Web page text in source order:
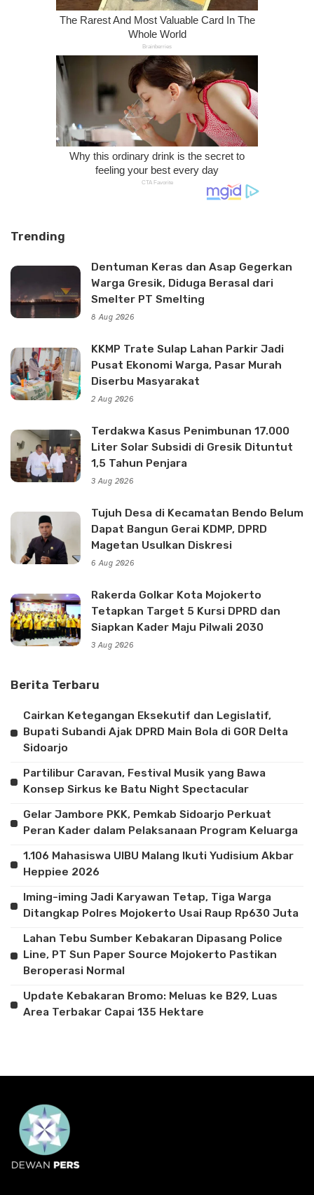
Trending
Dentuman Keras dan Asap Gegerkan
Warga Gresik, Diduga Berasal dari
Smelter PT Smelting
8 Aug 2026
KKMP Trate Sulap Lahan Parkir Jadi
Pusat Ekonomi Warga, Pasar Murah
Diserbu Masyarakat
2 Aug 2026
Terdakwa Kasus Penimbunan 17.000
Liter Solar Subsidi di Gresik Dituntut
1,5 Tahun Penjara
3 Aug 2026
Tujuh Desa di Kecamatan Bendo Belum
Dapat Bangun Gerai KDMP, DPRD
Magetan Usulkan Diskresi
6 Aug 2026
Rakerda Golkar Kota Mojokerto
Tetapkan Target 5 Kursi DPRD dan
Siapkan Kader Maju Pilwali 2030
3 Aug 2026
Berita Terbaru
Cairkan Ketegangan Eksekutif dan Legislatif,
Bupati Subandi Ajak DPRD Main Bola di GOR Delta
Sidoarjo
Partilibur Caravan, Festival Musik yang Bawa
Konsep Sirkus ke Batu Night Spectacular
Gelar Jambore PKK, Pemkab Sidoarjo Perkuat
Peran Kader dalam Pelaksanaan Program Keluarga
1.106 Mahasiswa UIBU Malang Ikuti Yudisium Akbar
Heppiee 2026
Iming-iming Jadi Karyawan Tetap, Tiga Warga
Ditangkap Polres Mojokerto Usai Raup Rp630 Juta
Lahan Tebu Sumber Kebakaran Dipasang Police
Line, PT Sun Paper Source Mojokerto Pastikan
Beroperasi Normal
Update Kebakaran Bromo: Meluas ke B29, Luas
Area Terbakar Capai 135 Hektare